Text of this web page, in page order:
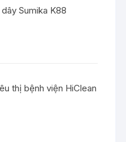
Sumika K88
thị bệnh viện HiClean